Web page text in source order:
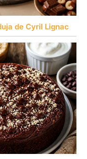
de Cyril Lignac